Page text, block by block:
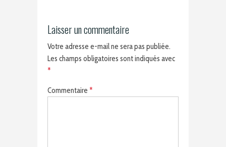
Laisser un commentaire
Votre adresse e-mail ne sera pas publiée.
Les champs obligatoires sont indiqués avec
*
Commentaire *